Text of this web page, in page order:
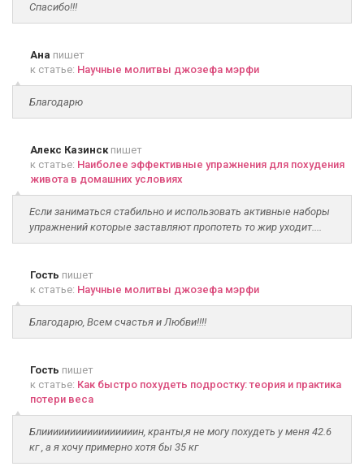
Спасибо!!!
Ана пишет
к статье: Научные молитвы джозефа мэрфи
Благодарю
Алекс Казинскпишет
к статье: Наиболее эффективные упражнения для похудения
живота в домашних условиях
Если заниматься стабильно и использовать активные наборы
упражнений которые заставляют пропотеть то жир уходит....
Гость пишет
к статье: Научные молитвы джозефа мэрфи
Благодарю, Всем счастья и Любви!!!!
Гость пишет
к статье: Как быстро похудеть подростку: теория и практика
потери веса
Блииииииииииииииииин, кранты,я не могу похудеть у меня 42.6
кг , а я хочу примерно хотя бы 35 кг